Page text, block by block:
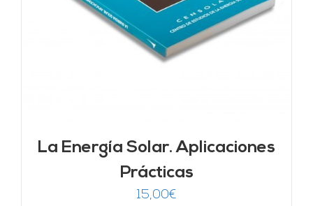
La Energía Solar. Aplicaciones
Prácticas
15,00€